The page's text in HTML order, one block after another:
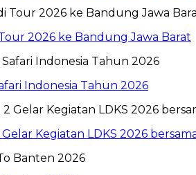
2026 ke Bandung Jawa Barat
Indonesia Tahun 2026
Kegiatan LDKS 2026